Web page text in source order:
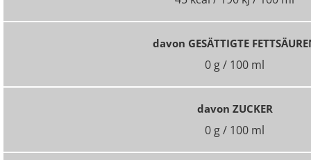
davon GESÄTTIGTE
0 g / 100 ml
davon ZUCKER
0 g / 100 ml